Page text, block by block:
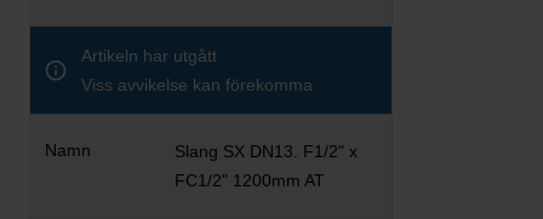
Artikeln har utgått
Viss avvikelse kan förekomma
Slang SX DN13. F1/2" x
FC1/2" 1200mm AT